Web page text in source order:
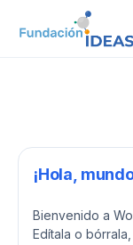
¡Hola,
Bienvenido a
Edítala o